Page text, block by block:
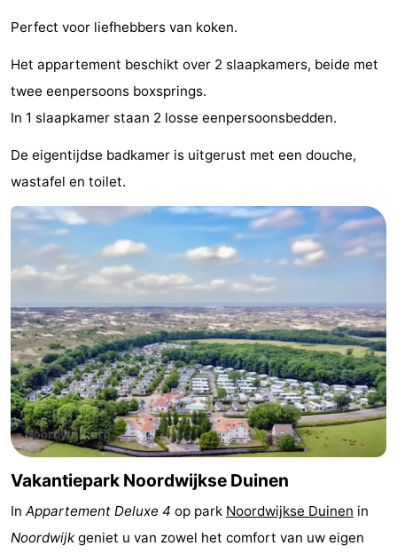
Zwembaden
-
Wandelen
Paardrijden
-
Golfbanen
en
drinken
Evenementen
Praktisch
Forum
Route
-
Parkeren
Reisboekenwinkel
Perfect voor liefhebbers van koken.
Het appartement beschikt over 2 slaapkamers, beide met
twee eenpersoons boxsprings.
In 1 slaapkamer staan 2 losse eenpersoonsbedden.
De eigentijdse badkamer is uitgerust met een douche,
wastafel en toilet.
Vakantiepark Noordwijkse Duinen
In Appartement Deluxe 4 op park Noordwijkse Duinen in
Noordwijk geniet u van zowel het comfort van uw eigen